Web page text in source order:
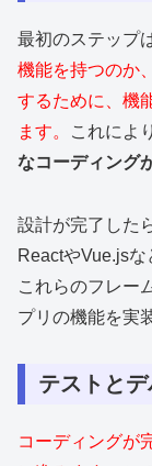
最初のステップ
機能を持つのか
するために、機
ます。
これによ
なコーディング
設計が完了した
ReactやVue.jsな
これらのフレー
プリの機能を実
テストと
コーディングが